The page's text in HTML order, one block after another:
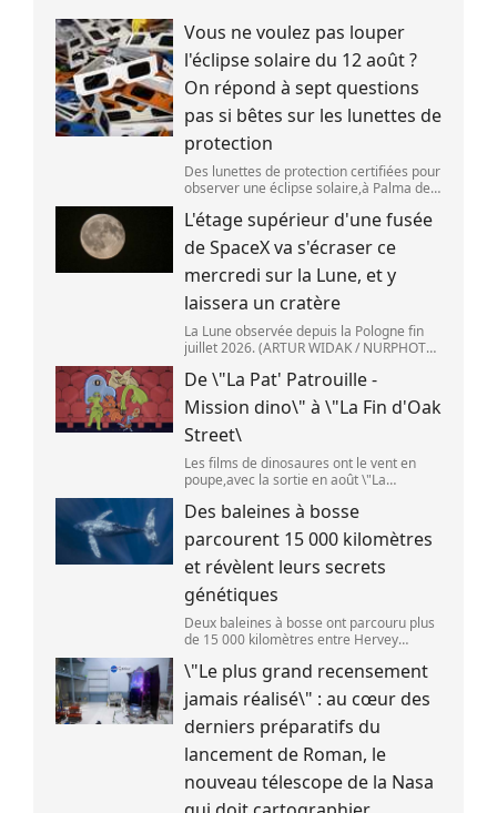
Vous ne voulez pas louper
l'éclipse solaire du 12 août ?
On répond à sept questions
pas si bêtes sur les lunettes de
protection
Des lunettes de protection certifiées pour
observer une éclipse solaire,à Palma de
(JAIME REINA )
L'étage supérieur d'une fusée
de SpaceX va s'écraser ce
mercredi sur la Lune, et y
laissera un cratère
La Lune observée depuis la Pologne fin
juillet 2026. (ARTUR WIDAK / NURPHOTO
SpaceX doit s\'écraser accidentellement
sur la Lune,mercredi 5 août. Cette coll
De \"La Pat' Patrouille -
Mission dino\" à \"La Fin d'Oak
Street\
Les films de dinosaures ont le vent en
poupe,avec la sortie en août \"La
d\'Oak Street\". (APOLLONIA HILVERDA /
Des baleines à bosse
parcourent 15 000 kilomètres
et révèlent leurs secrets
génétiques
Deux baleines à bosse ont parcouru plus
de 15 000 kilomètres entre Hervey
(Vincent Pommeyrol)
\"Le plus grand recensement
jamais réalisé\" : au cœur des
derniers préparatifs du
lancement de Roman, le
nouveau télescope de la Nasa